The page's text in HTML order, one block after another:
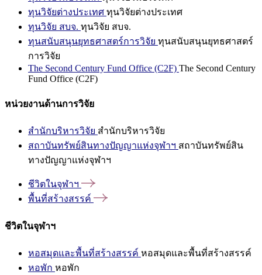
ทุนวิจัยต่างประเทศ ทุนวิจัยต่างประเทศ
ทุนวิจัย สบจ. ทุนวิจัย สบจ.
ทุนสนับสนุนยุทธศาสตร์การวิจัย ทุนสนับสนุนยุทธศาสตร์
การวิจัย
The Second Century Fund Office (C2F) The Second Century
Fund Office (C2F)
หน่วยงานด้านการวิจัย
สำนักบริหารวิจัย สำนักบริหารวิจัย
สถาบันทรัพย์สินทางปัญญาแห่งจุฬาฯ สถาบันทรัพย์สิน
ทางปัญญาแห่งจุฬาฯ
ชีวิตในจุฬาฯ
พื้นที่สร้างสรรค์
ชีวิตในจุฬาฯ
หอสมุดและพื้นที่สร้างสรรค์ หอสมุดและพื้นที่สร้างสรรค์
หอพัก หอพัก